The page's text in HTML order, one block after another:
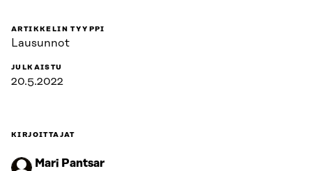
ARTIKKELIN TYYPPI
Lausunnot
JULKAISTU
20.5.2022
KIRJOITTAJAT
Mari Pantsar